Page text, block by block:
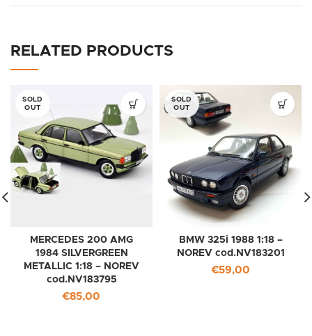
RELATED PRODUCTS
SOLD
OUT
MERCEDES 200 AMG
1984 SILVERGREEN
METALLIC 1:18 – NOREV
cod.NV183795
€85,00
SOLD
OUT
BMW 325i 1988 1:18 –
NOREV cod.NV183201
€59,00